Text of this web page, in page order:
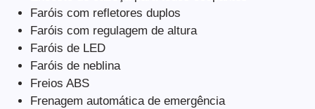
Faróis com refletores duplos
Faróis com regulagem de altura
Faróis de LED
Faróis de neblina
Freios ABS
Frenagem automática de emergência